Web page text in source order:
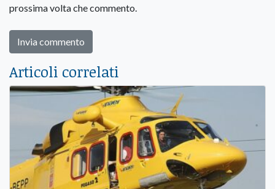
prossima volta che commento.
Articoli correlati